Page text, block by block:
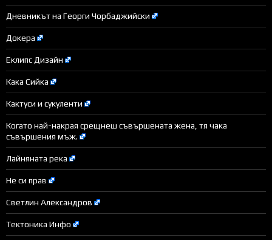
Дневникът на Георги Чорбаджийски
Докера
Еклипс Дизайн
Кака Сийка
Кактуси и сукуленти
Когато най-накрая срещнеш съвършената жена, тя чака
съвършения мъж.
Лайняната река
Не си прав
Светлин Александров
Тектоника Инфо